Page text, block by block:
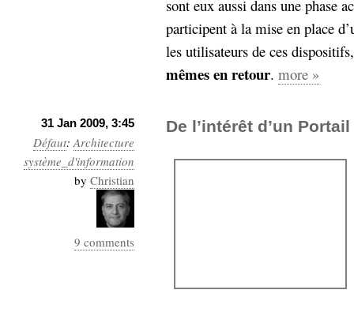
sont eux aussi dans une phase
participent à la mise en place
les utilisateurs de ces
mêmes en retour. more »
31 Jan 2009, 3:45
Défaut:Architecture
système_d'information
by Christian
9 comments
De l’intérêt d’un